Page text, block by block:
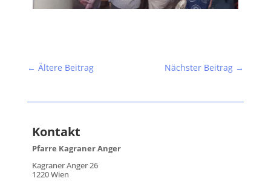
← Ältere Beitrag Nächster Beitrag →
Kontakt
Pfarre Kagraner Anger
Kagraner Anger 26
1220 Wien